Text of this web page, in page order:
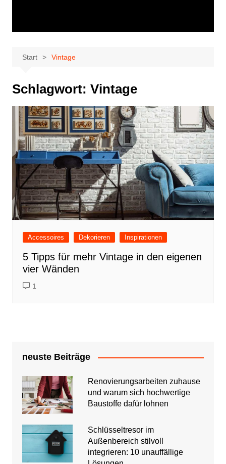
Start Vintage
Schlagwort: Vintage
Accessoires Dekorieren Inspirationen
5 Tipps für mehr Vintage in den eigenen
vier Wänden
1
neuste Beiträge
Renovierungsarbeiten zuhause
und warum sich hochwertige
Baustoffe dafür lohnen
Schlüsseltresor im
Außenbereich stilvoll
integrieren: 10 unauffällige